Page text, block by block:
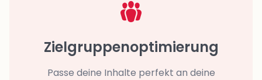
Zielgruppenoptimierung
Passe deine Inhalte perfekt an deine